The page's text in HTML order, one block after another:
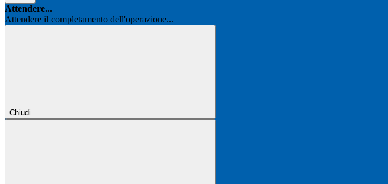
Attendere...
Attendere il completamento dell'operazione...
Chiudi